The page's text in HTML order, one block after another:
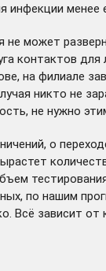
инфекции
может
контактов
на филиале
никто не
не нужно
о
по нашим
Всё зависит от